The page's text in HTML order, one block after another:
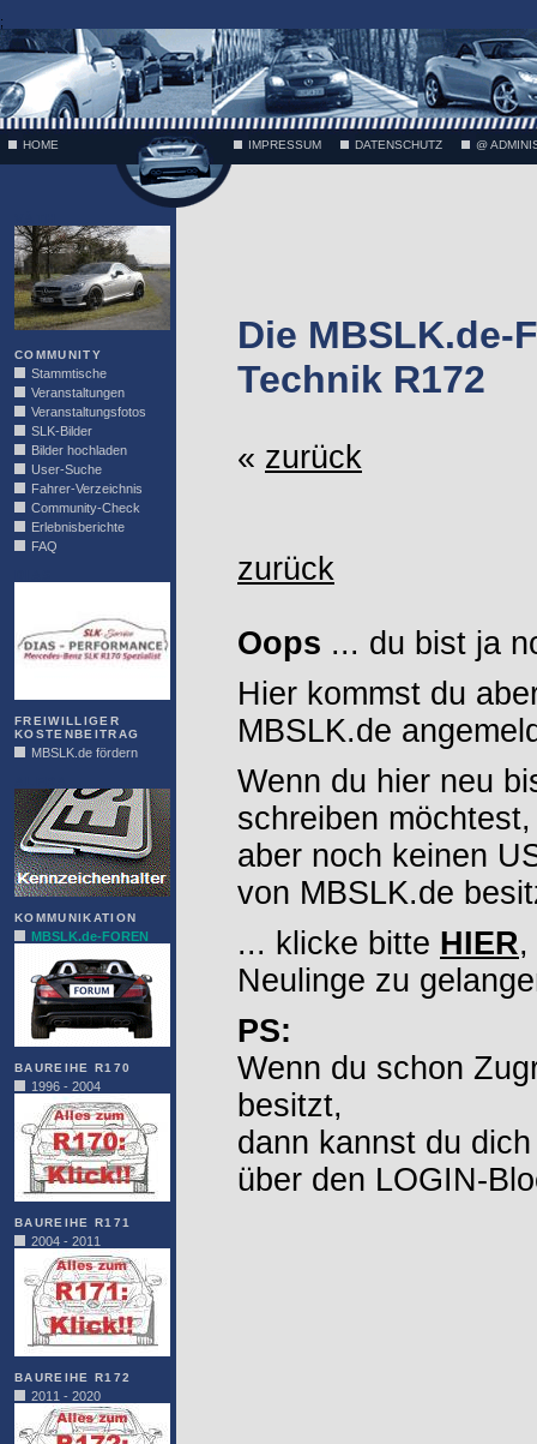
;
HOME IMPRESSUM DATENSCHUTZ @
COMMUNITY
Stammtische
Veranstaltungen
Veranstaltungsfotos
SLK-Bilder
Bilder hochladen
User-Suche
Fahrer-Verzeichnis
Community-Check
Erlebnisberichte
FAQ
FREIWILLIGER
KOSTENBEITRAG
MBSLK.de fördern
KOMMUNIKATION
MBSLK.de-FOREN
BAUREIHE R170
1996 - 2004
BAUREIHE R171
2004 - 2011
BAUREIHE R172
2011 - 2020
Die MBSLK.de-
Technik R172
« zurück
zurück
Oops ... du bist ja
Hier kommst du
MBSLK.de
Wenn du hier neu
schreiben möchtest,
aber noch keinen
von MBSLK.de
... klicke bitte HIER,
Neulinge zu
PS:
Wenn du schon
besitzt,
dann kannst du
über den LOGIN-